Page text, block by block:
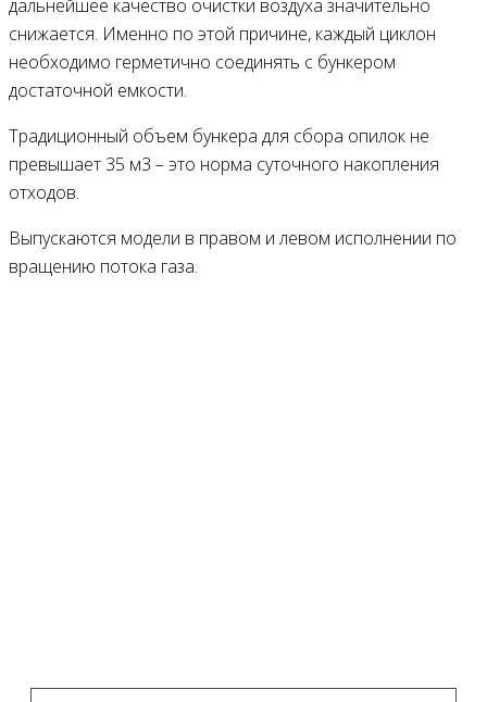
дальнейшее качество очистки воздуха значительно
снижается. Именно по этой причине, каждый циклон
необходимо герметично соединять с бункером
достаточной емкости.
Традиционный объем бункера для сбора опилок не
превышает 35 м3 – это норма суточного накопления
отходов.
Выпускаются модели в правом и левом исполнении по
вращению потока газа.